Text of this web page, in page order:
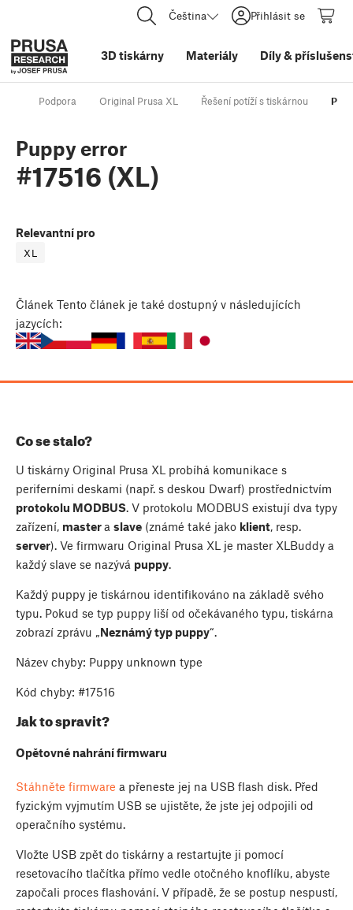
Čeština Přihlásit se
3D tiskárny Materiály Díly&
Podpora Original Prusa XL Řešení potíží s tiskárnou
Puppy error
#17516 (XL)
Relevantní pro
XL
Článek Tento článek je také dostupný v následujících
jazycích:
Co se stalo?
U tiskárny Original Prusa XL probíhá komunikace s
periferními deskami (např. s deskou Dwarf) prostřednictvím
protokolu MODBUS. V protokolu MODBUS existují dva typy
zařízení, mastera slave (známé také jako klient, resp.
server). Ve firmwaru Original Prusa XL je master XLBuddy a
každý slave se nazývá puppy.
Každý puppy je tiskárnou identifikováno na základě svého
typu. Pokud se typ puppy liší od očekávaného typu, tiskárna
zobrazí zprávu „Neznámý typ puppy“.
Název chyby: Puppy unknown type
Kód chyby: #17516
Jak to spravit?
Opětovné nahrání firmwaru
Stáhněte firmware a přeneste jej na USB flash disk. Před
fyzickým vyjmutím USB se ujistěte, že jste jej odpojili od
operačního systému.
Vložte USB zpět do tiskárny a restartujte ji pomocí
resetovacího tlačítka přímo vedle otočného knoflíku, abyste
započali proces flashování. V případě, že se postup nespustí,